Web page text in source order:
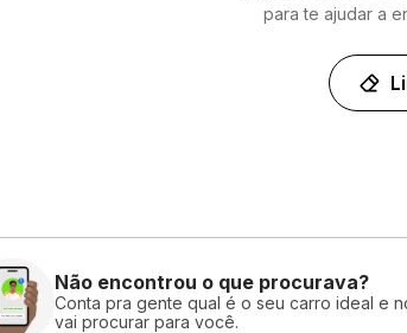
para te ajudar a
Não encontrou o que procurava?
Conta pra gente qual é o seu carro ideal e
vai procurar para você.